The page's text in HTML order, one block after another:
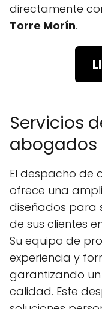
directamente
Torre Morín.
Servicios
abogados
El despacho de
ofrece una
diseñados para
de sus clientes
Su equipo de
experiencia y
garantizando
calidad. Este